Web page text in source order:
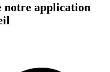
notre application